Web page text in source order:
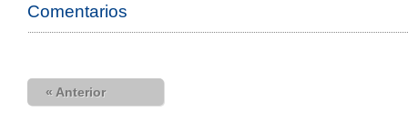
Comentarios
« Anterior